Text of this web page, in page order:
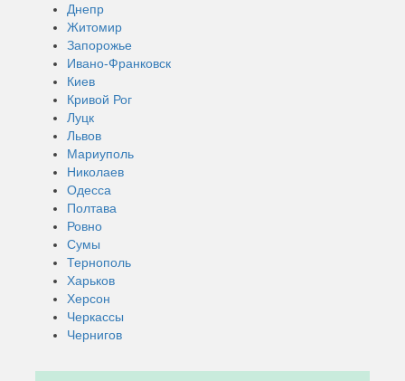
Днепр
Житомир
Запорожье
Ивано-Франковск
Киев
Кривой Рог
Луцк
Львов
Мариуполь
Николаев
Одесса
Полтава
Ровно
Сумы
Тернополь
Харьков
Херсон
Черкассы
Чернигов